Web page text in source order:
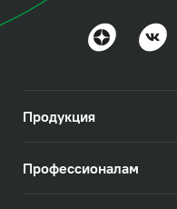
Продукция
Профессионалам